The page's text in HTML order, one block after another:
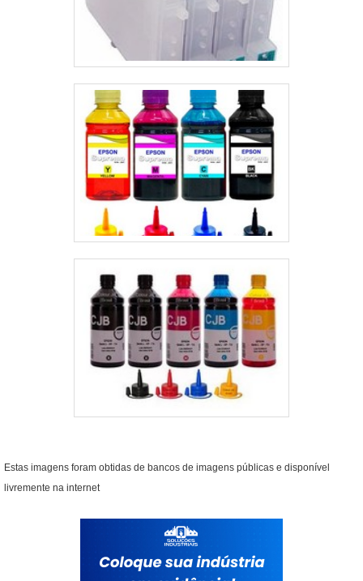
Estas imagens foram obtidas de bancos de imagens públicas e disponível
livremente na internet